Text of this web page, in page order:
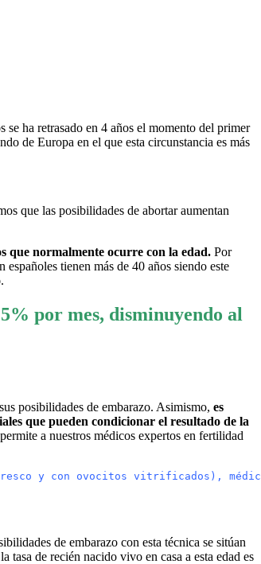
se ha retrasado en 4 años el momento del primer
de Europa en el que esta circunstancia es más
que las posibilidades de abortar aumentan
que normalmente ocurre con la edad. Por
tienen más de 40 años siendo este
por mes, disminuyendo al
posibilidades de embarazo. Asimismo, es
que pueden condicionar el resultado de la
a nuestros médicos expertos en fertilidad
y con ovocitos vitrificados),
de embarazo con esta técnica se sitúan
tasa de recién nacido vivo en casa a esta edad es